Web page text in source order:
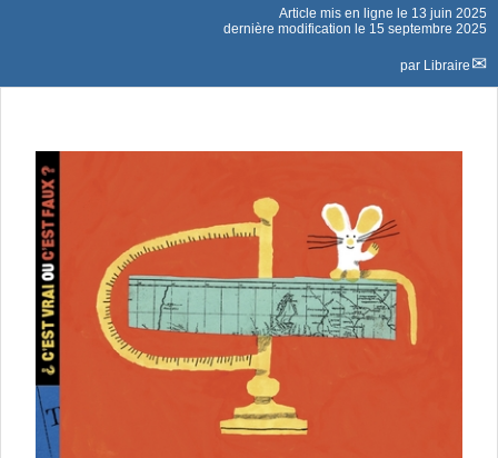
Article mis en ligne le 13 juin 2025
dernière modification le 15 septembre 2025
par Libraire